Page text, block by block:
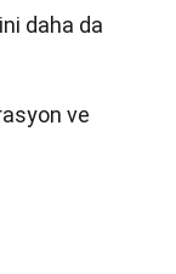
daha da
ve